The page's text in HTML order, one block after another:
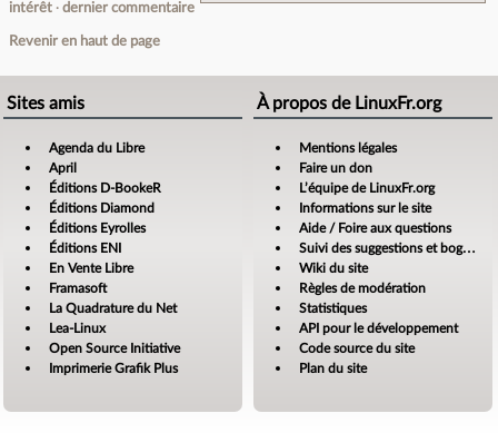
intérêt
dernier commentaire
Revenir en haut de page
Sites amis
Agenda du Libre
April
Éditions D-BookeR
Éditions Diamond
Éditions Eyrolles
Éditions ENI
En Vente Libre
Framasoft
La Quadrature du Net
Lea-Linux
Open Source Initiative
Imprimerie Grafik Plus
À propos de LinuxFr.org
Mentions légales
Faire un don
L’équipe de LinuxFr.org
Informations sur le site
Aide / Foire aux questions
Suivi des suggestions et bogues
Wiki du site
Règles de modération
Statistiques
API pour le développement
Code source du site
Plan du site